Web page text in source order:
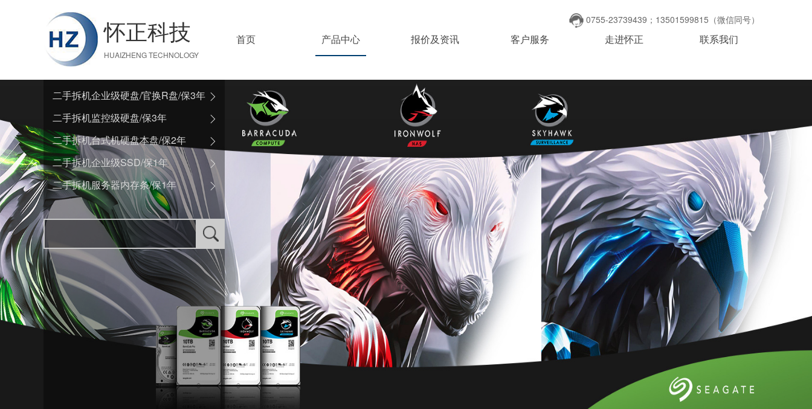
怀正科技
HUAIZHENG TECHNOLOGY
0755-23739439；13501599815（微信同号）
首页 产品中心 报价及资讯 客户服务 走进怀正 联系我们
二手拆机企业级硬盘/官换R盘/保3年
二手拆机监控级硬盘/保3年
二手拆机台式机硬盘本盘/保2年
二手拆机企业级SSD/保1年
二手拆机服务器内存条/保1年